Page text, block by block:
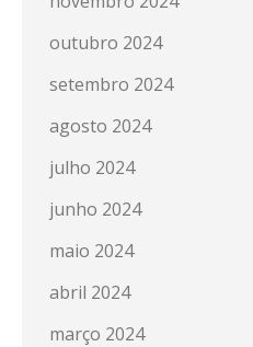
outubro 2024
setembro 2024
agosto 2024
julho 2024
junho 2024
maio 2024
abril 2024
março 2024